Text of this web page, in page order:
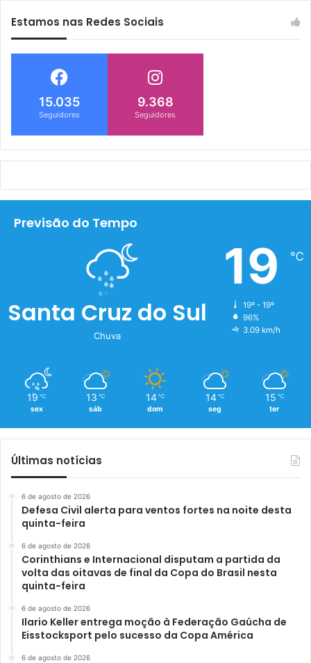
Estamos nas Redes Sociais
15.035
Seguidores
9.368
Seguidores
Previsão do Tempo
Santa Cruz do Sul
Chuva
19 ℃
19º - 19º
96%
3.09 km/h
19 ℃
sex
13 ℃
sáb
14 ℃
dom
14 ℃
seg
15 ℃
ter
Últimas notícias
6 de agosto de 2026
Defesa Civil alerta para ventos fortes na noite desta
quinta-feira
6 de agosto de 2026
Corinthians e Internacional disputam a partida da
volta das oitavas de final da Copa do Brasil nesta
quinta-feira
6 de agosto de 2026
Ilario Keller entrega moção à Federação Gaúcha de
Eisstocksport pelo sucesso da Copa América
6 de agosto de 2026